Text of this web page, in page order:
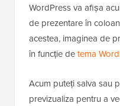
WordPress va afișa
de prezentare în
acestea, imaginea de
în funcție detema
Acum puteți salva sau
previzualiza pentru a